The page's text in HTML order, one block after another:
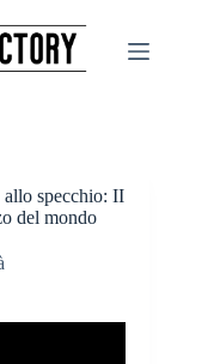
specchio: II
del mondo